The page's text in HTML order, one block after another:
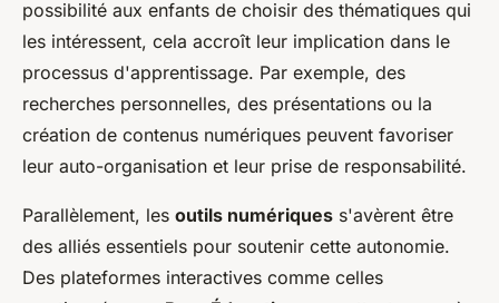
possibilité aux enfants de choisir des thématiques qui
les intéressent, cela accroît leur implication dans le
processus d'apprentissage. Par exemple, des
recherches personnelles, des présentations ou la
création de contenus numériques peuvent favoriser
leur auto-organisation et leur prise de responsabilité.
Parallèlement, les outils numériques s'avèrent être
des alliés essentiels pour soutenir cette autonomie.
Des plateformes interactives comme celles